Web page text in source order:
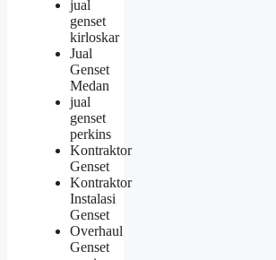
jual
genset
kirloskar
Jual
Genset
Medan
jual
genset
perkins
Kontraktor
Genset
Kontraktor
Instalasi
Genset
Overhaul
Genset